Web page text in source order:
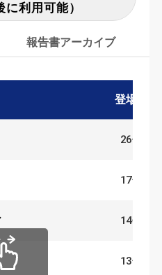
に利用可能）
報告書アーカイブ
登場数
26件
17件
14件
13件